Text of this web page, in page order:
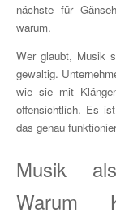
nächste für
warum.
Wer glaubt, Musik
gewaltig.
wie sie mit
offensichtlich. Es
das genau
Musik
Warum